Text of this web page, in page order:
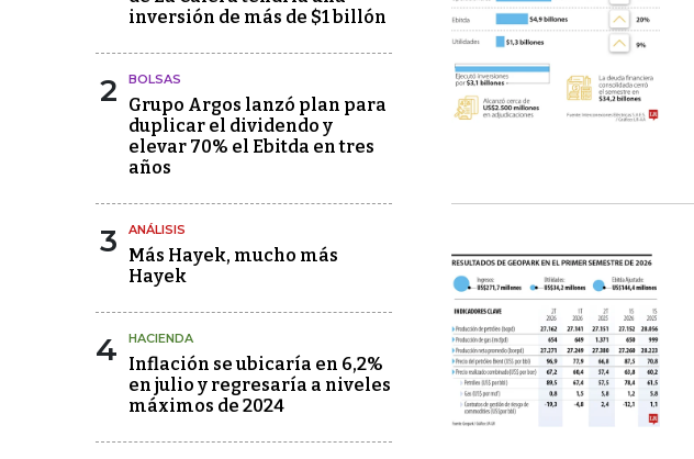
inversión de más de $1 billón
2 BOLSAS
Grupo Argos lanzó plan para
duplicar el dividendo y
elevar 70% el Ebitda en tres
años
3 ANÁLISIS
Más Hayek, mucho más
Hayek
4 HACIENDA
Inflación se ubicaría en 6,2%
en julio y regresaría a niveles
máximos de 2024